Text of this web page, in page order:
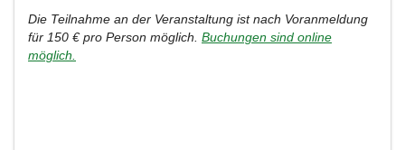
Die Teilnahme an der Veranstaltung ist nach Voranmeldung
für 150 € pro Person möglich. Buchungen sind online
möglich.